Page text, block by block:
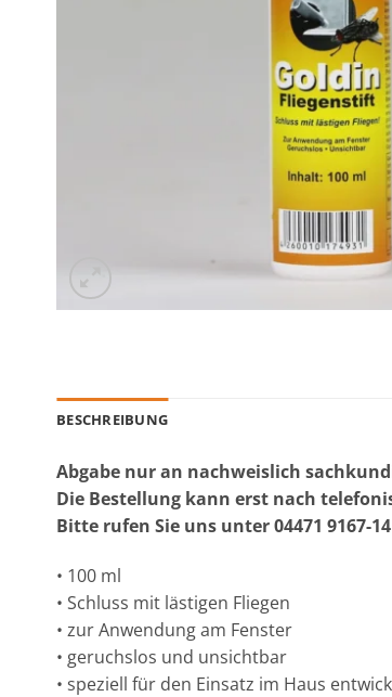
BESCHREIBUNG
Abgabe nur an nachweislich
Die Bestellung kann erst nach
Bitte rufen Sie uns unter 04471 9167-
• 100 ml
• Schluss mit lästigen Fliegen
• zur Anwendung am Fenster
• geruchslos und unsichtbar
• speziell für den Einsatz im Haus